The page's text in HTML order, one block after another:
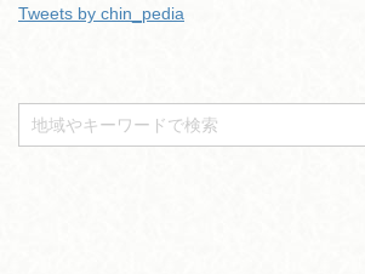
Tweets by chin_pedia